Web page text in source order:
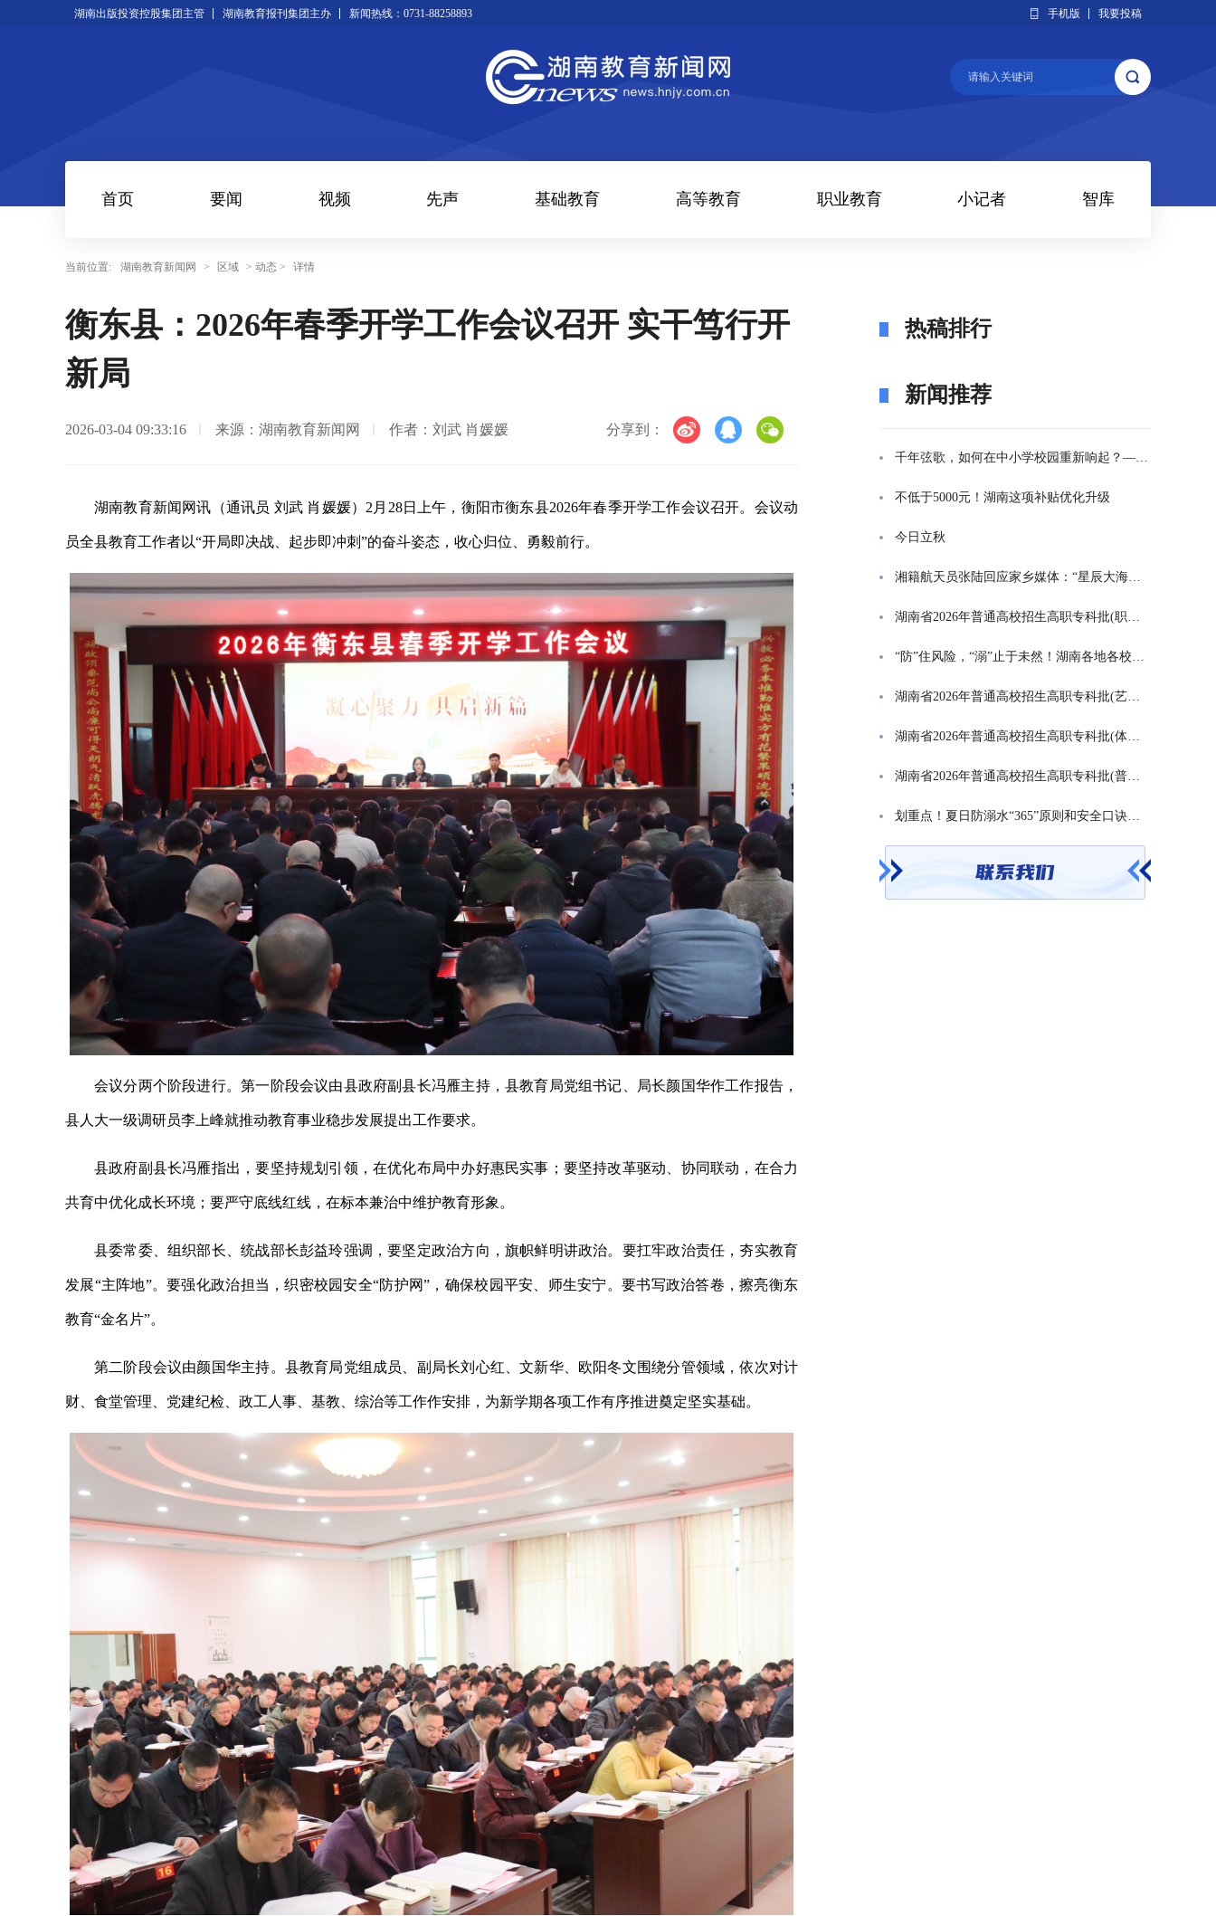
湖南出版投资控股集团主管 湖南教育报刊集团主办 新闻热线：0731-88258893 手机版 我要投稿
首页 要闻 视频 先声 基础教育 高等教育 职业教育 小记者 智库
当前位置: 湖南教育新闻网 > 区域 > 动态 > 详情
衡东县：2026年春季开学工作会议召开 实干笃行开
新局
2026-03-04 09:33:16 来源：湖南教育新闻网 作者：刘武 肖媛媛 分享到：
湖南教育新闻网讯（通讯员 刘武 肖媛媛）2月28日上午，衡阳市衡东县2026年春季开学工作会议召开。会议动
员全县教育工作者以“开局即决战、起步即冲刺”的奋斗姿态，收心归位、勇毅前行。
会议分两个阶段进行。第一阶段会议由县政府副县长冯雁主持，县教育局党组书记、局长颜国华作工作报告，
县人大一级调研员李上峰就推动教育事业稳步发展提出工作要求。
县政府副县长冯雁指出，要坚持规划引领，在优化布局中办好惠民实事；要坚持改革驱动、协同联动，在合力
共育中优化成长环境；要严守底线红线，在标本兼治中维护教育形象。
县委常委、组织部长、统战部长彭益玲强调，要坚定政治方向，旗帜鲜明讲政治。要扛牢政治责任，夯实教育
发展“主阵地”。要强化政治担当，织密校园安全“防护网”，确保校园平安、师生安宁。要书写政治答卷，擦亮衡东
教育“金名片”。
第二阶段会议由颜国华主持。县教育局党组成员、副局长刘心红、文新华、欧阳冬文围绕分管领域，依次对计
财、食堂管理、党建纪检、政工人事、基教、综治等工作作安排，为新学期各项工作有序推进奠定坚实基础。
热稿排行
新闻推荐
千年弦歌，如何在中小学校园重新响起？——湖南首届中小学书院制建设研讨会观察
不低于5000元！湖南这项补贴优化升级
今日立秋
湘籍航天员张陆回应家乡媒体：“星辰大海是一群人的长征”
湖南省2026年普通高校招生高职专科批(职高对口类)第一次投档分数线
“防”住风险，“溺”止于未然！湖南各地各校打响防溺水“保卫战”
湖南省2026年普通高校招生高职专科批(艺术类)第一次投档分数线
湖南省2026年普通高校招生高职专科批(体育类)第一次投档分数线
湖南省2026年普通高校招生高职专科批(普通类)第一次投档分数线
划重点！夏日防溺水“365”原则和安全口诀一起学